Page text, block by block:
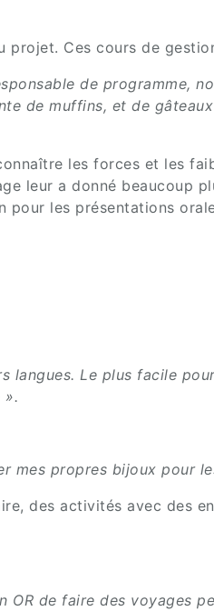
Ces cours de
de programme,
de muffins, et de
les forces et les
leur a donné beaucoup
les présentations
langues. Le plus facile
».
mes propres bijoux pour
des activités avec des
OR de faire des voyages